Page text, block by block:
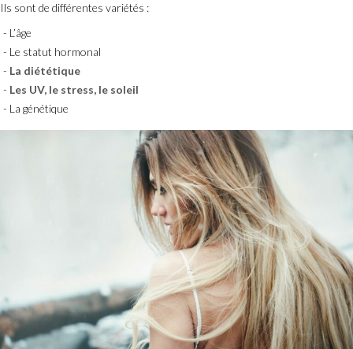
Ils sont de différentes variétés :
L’âge
Le statut hormonal
La diététique
Les UV, le stress, le soleil
La génétique